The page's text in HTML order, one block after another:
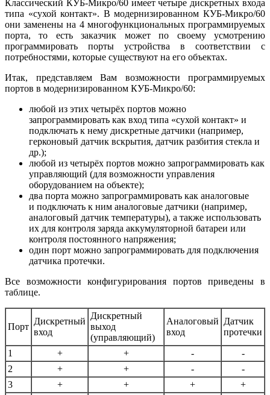
Классический КУБ-Микро/60 имеет четыре дискретных входа
типа «сухой контакт». В модернизированном КУБ-Микро/60
они заменены на 4 многофункциональных программируемых
порта, то есть заказчик может по своему усмотрению
программировать порты устройства в соответствии с
потребностями, которые существуют на его объектах.
Итак, представляем Вам возможности программируемых
портов в модернизированном КУБ-Микро/60:
любой из этих четырёх портов можно
запрограммировать как вход типа «сухой контакт» и
подключать к нему дискретные датчики (например,
герконовый датчик вскрытия, датчик разбития стекла и
др.);
любой из четырёх портов можно запрограммировать как
управляющий (для возможности управления
оборудованием на объекте);
два порта можно запрограммировать как аналоговые
и подключать к ним аналоговые датчики (например,
аналоговый датчик температуры), а также использовать
их для контроля заряда аккумуляторной батареи или
контроля постоянного напряжения;
один порт можно запрограммировать для подключения
датчика протечки.
Все возможности конфигурирования портов приведены в
таблице.
Порт
Дискретный
вход
Дискретный
выход
(управляющий)
Аналоговый
вход
Датчик
протечки
1 + + -
-
2
+ + -
-
3
+ + +
+